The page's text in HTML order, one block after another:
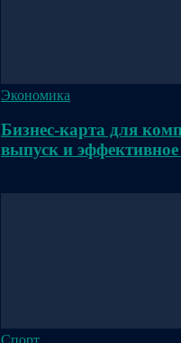
Экономика
Бизнес-карта для
выпуск и
Спорт